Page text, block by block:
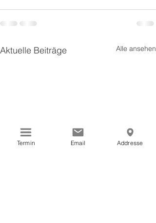
Aktuelle Beiträge Alle ansehen
Termin Email Addresse